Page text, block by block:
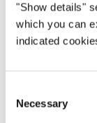
"Show details"
which you can
indicated
Selection
Necessary